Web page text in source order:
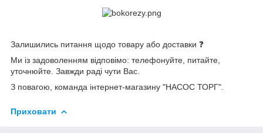
Залишились питання щодо товару або доставки ❓
Ми із задоволенням відповімо: телефонуйте, питайте,
уточнюйте. Завжди раді чути Вас.
З повагою, команда інтернет-магазину "НАСОС ТОРГ".
Приховати